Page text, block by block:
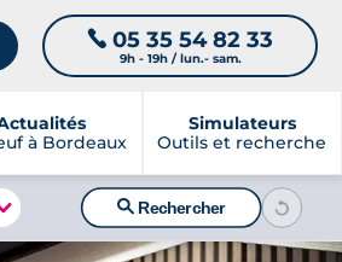
📞 05 35 54 82 33
9h - 19h / lun.- sam.
à Bordeaux
Simulateurs
Outils et recherche
🔍Rechercher